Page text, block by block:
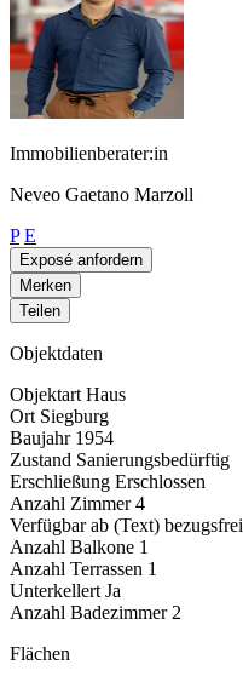
Immobilienberater:in
Neveo Gaetano Marzoll
P E
Exposé anfordern
Merken
Teilen
Objektdaten
Objektart Haus
Ort Siegburg
Baujahr 1954
Zustand Sanierungsbedürftig
Erschließung Erschlossen
Anzahl Zimmer 4
Verfügbar ab (Text) bezugsfrei
Anzahl Balkone 1
Anzahl Terrassen 1
Unterkellert Ja
Anzahl Badezimmer 2
Flächen